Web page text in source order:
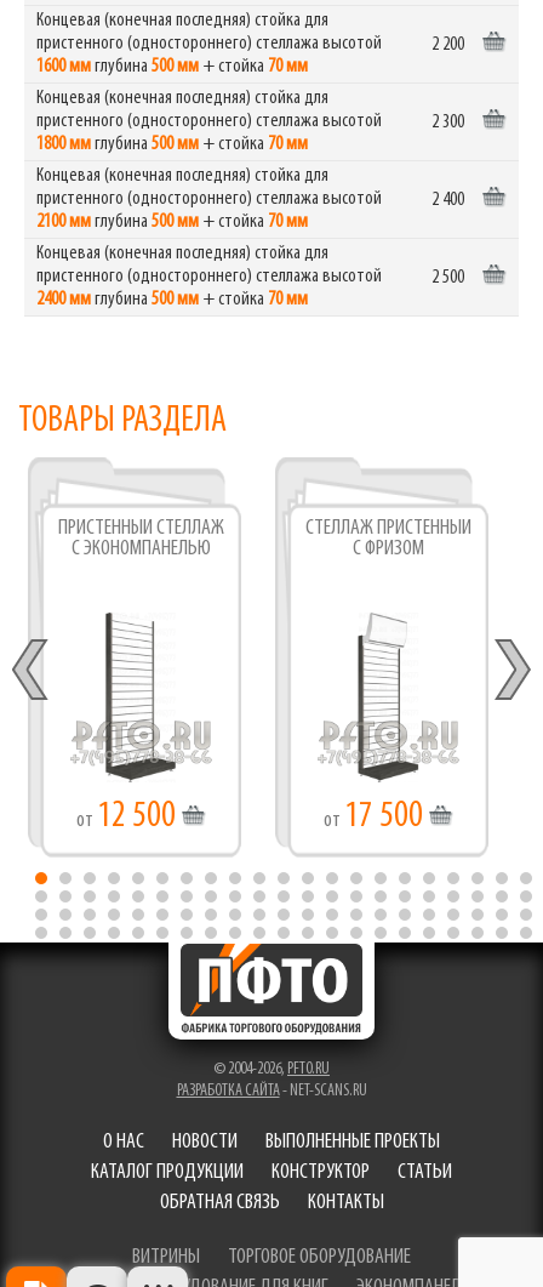
Концевая (конечная последняя) стойка для
пристенного (одностороннего) стеллажа высотой
1600 ммглубина 500 мм + стойка 70 мм
2 200
Концевая (конечная последняя) стойка для
пристенного (одностороннего) стеллажа высотой
1800 ммглубина 500 мм + стойка 70 мм
2 300
Концевая (конечная последняя) стойка для
пристенного (одностороннего) стеллажа высотой
2100 ммглубина 500 мм + стойка 70 мм
2 400
Концевая (конечная последняя) стойка для
пристенного (одностороннего) стеллажа высотой
2400 ммглубина 500 мм + стойка 70 мм
2 500
ТОВАРЫ РАЗДЕЛА
ПРИСТЕННЫЙ СТЕЛЛАЖ
С ЭКОНОМПАНЕЛЬЮ
от 12 500
СТЕЛЛАЖ ПРИСТЕННЫЙ
С ФРИЗОМ
от 17 500
© 2004-2026, PFTO.RU
РАЗРАБОТКА САЙТА- NET-SCANS.RU
О НАС НОВОСТИ
ВЫПОЛНЕННЫЕ ПРОЕКТЫ
КАТАЛОГ ПРОДУКЦИИ
КОНСТРУКТОР
СТАТЬИ
ОБРАТНАЯ СВЯЗЬ
КОНТАКТЫ
ВИТРИНЫ
ТОРГОВОЕ ОБОРУДОВАНИЕ